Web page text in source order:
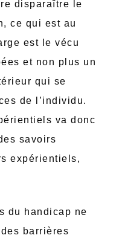
disparaître le
ce qui est au
est le vécu
et non plus un
qui se
de l’individu.
va donc
savoirs
expérientiels,
du handicap ne
barrières